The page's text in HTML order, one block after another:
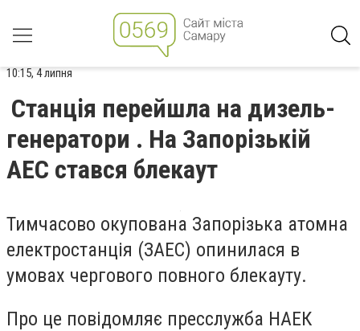
10:15, 4 липня
Станція перейшла на дизель-
генератори . На Запорізькій
АЕС стався блекаут
Тимчасово окупована Запорізька атомна
електростанція (ЗАЕС) опинилася в
умовах чергового повного блекауту.
Про це повідомляє пресслужба НАЕК